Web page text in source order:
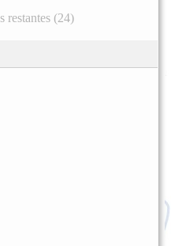
restantes (24)